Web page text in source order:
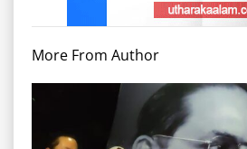
More From Author